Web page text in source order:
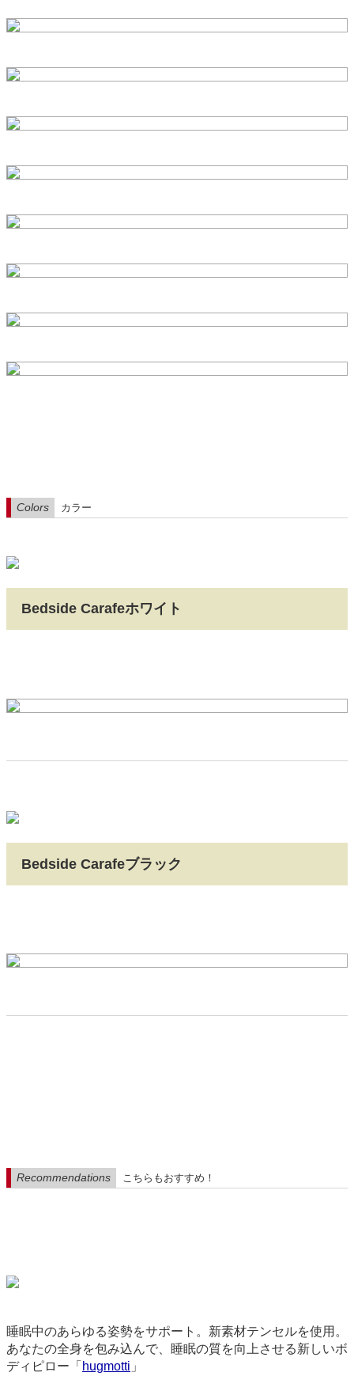
Colors カラー
Bedside Carafeホワイト
Bedside Carafeブラック
Recommendations こちらもおすすめ！
睡眠中のあらゆる姿勢をサポート。新素材テンセルを使用。
あなたの全身を包み込んで、睡眠の質を向上させる新しいボ
ディピロー「 hugmotti 」